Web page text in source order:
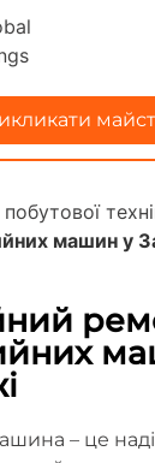
машин у
– це